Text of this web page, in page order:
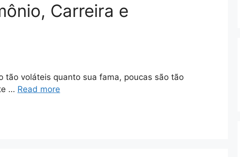
Carreira e
tão voláteis quanto sua fama, poucas são tão
… Read more